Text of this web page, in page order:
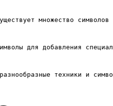
множество
для добавления
техники и